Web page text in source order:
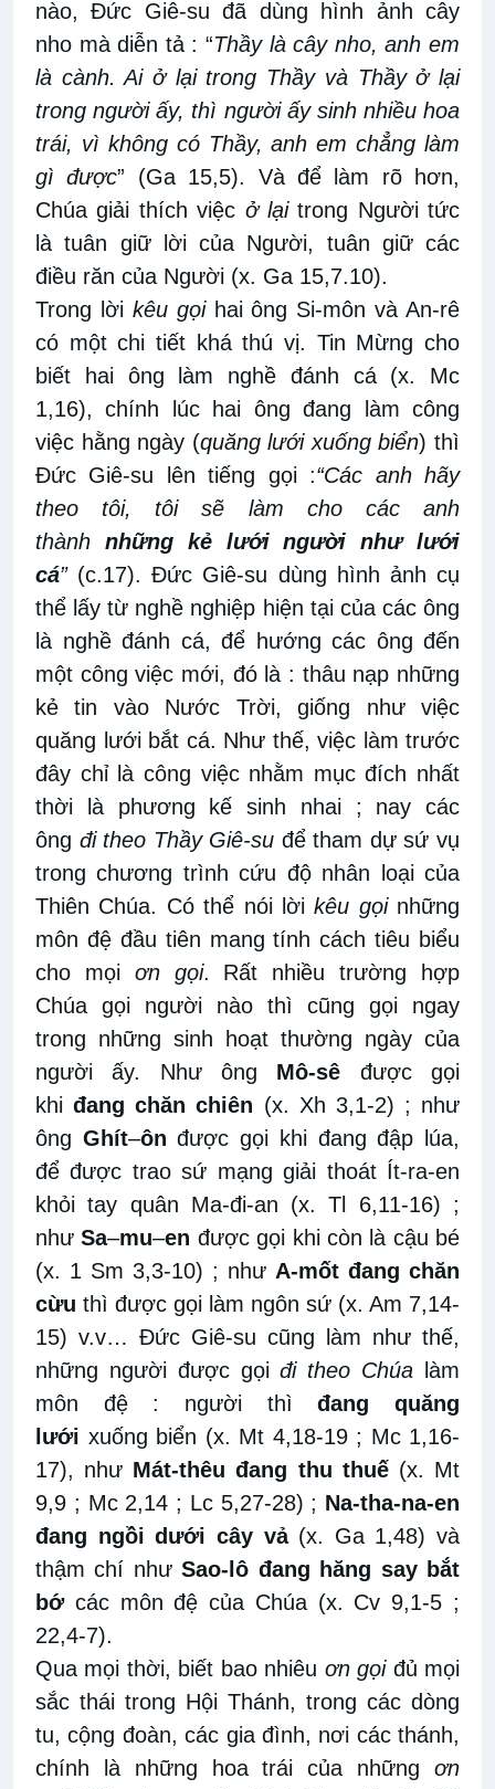
nào, Đức Giê-su đã dùng hình ảnh cây
nho mà diễn tả : “Thầy là cây nho, anh em
là cành. Ai ở lại trong Thầy và Thầy ở lại
trong người ấy, thì người ấy sinh nhiều hoa
trái, vì không có Thầy, anh em chẳng làm
gì được” (Ga 15,5). Và để làm rõ hơn,
Chúa giải thích việc ở lạitrong Người tức
là tuân giữ lời của Người, tuân giữ các
điều răn của Người (x. Ga 15,7.10).
Trong lời kêu gọihai ông Si-môn và An-rê
có một chi tiết khá thú vị. Tin Mừng cho
biết hai ông làm nghề đánh cá (x. Mc
1,16), chính lúc hai ông đang làm công
việc hằng ngày (quăng lưới xuống biển) thì
Đức Giê-su lên tiếng gọi :“Các anh hãy
theo tôi, tôi sẽ làm cho các anh
thành những kẻ lưới người như lưới
cá”(c.17). Đức Giê-su dùng hình ảnh cụ
thể lấy từ nghề nghiệp hiện tại của các ông
là nghề đánh cá, để hướng các ông đến
một công việc mới, đó là : thâu nạp những
kẻ tin vào Nước Trời, giống như việc
quăng lưới bắt cá. Như thế, việc làm trước
đây chỉ là công việc nhằm mục đích nhất
thời là phương kế sinh nhai ; nay các
ông đi theo Thầy Giê-su để tham dự sứ vụ
trong chương trình cứu độ nhân loại của
Thiên Chúa. Có thể nói lờikêu gọinhững
môn đệ đầu tiên mang tính cách tiêu biểu
cho mọi ơn gọi. Rất nhiều trường hợp
Chúa gọi người nào thì cũng gọi ngay
trong những sinh hoạt thường ngày của
người ấy. Như ông Mô-sê được gọi
khiđang chăn chiên (x. Xh 3,1-2) ; như
ông Ghít–ôn được gọi khi đang đập lúa,
để được trao sứ mạng giải thoát Ít-ra-en
khỏi tay quân Ma-đi-an (x. Tl 6,11-16) ;
nhưSa–mu–en được gọi khi còn là cậu bé
(x. 1 Sm 3,3-10) ; như A-mốt đang chăn
cừu thì được gọi làm ngôn sứ (x. Am 7,14-
15) v.v… Đức Giê-su cũng làm như thế,
những người được gọiđi theo Chúa làm
môn đệ : người thìđang quăng
lưới xuống biển (x. Mt 4,18-19 ; Mc 1,16-
17), như Mát-thêu đang thu thuế(x. Mt
9,9 ; Mc 2,14 ; Lc 5,27-28) ; Na-tha-na-en
đang ngồi dưới cây vả(x. Ga 1,48) và
thậm chí nhưSao-lô đang hăng say bắt
bớcác môn đệ của Chúa (x. Cv 9,1-5 ;
22,4-7).
Qua mọi thời, biết bao nhiêu ơn gọiđủ mọi
sắc thái trong Hội Thánh, trong các dòng
tu, cộng đoàn, các gia đình, nơi các thánh,
chính là những hoa trái của những ơn